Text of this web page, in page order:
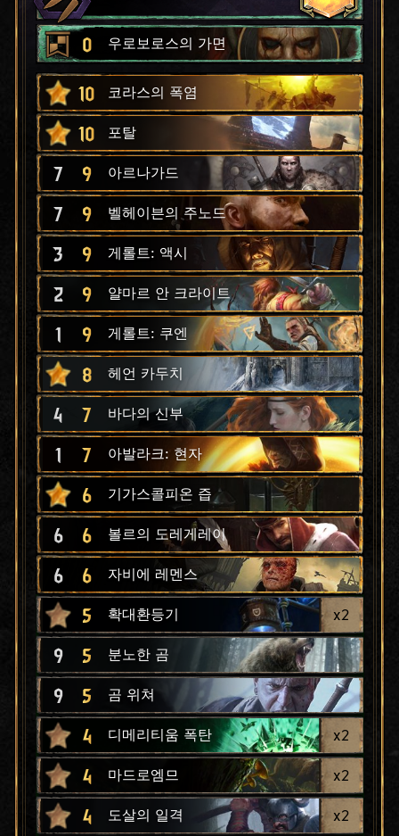
0 우로보로스의 가면
10 코라스의 폭염
10 포탈
7 9 아르나가드
7 9 벨헤이븐의 주노드
3 9 게롤트: 액시
2 9 얄마르 안 크라이트
1 9 게롤트: 쿠엔
8 헤언 카두치
4 7 바다의 신부
1 7 아발라크: 현자
6 기가스콜피온 즙
6 6 볼르의 도레게레이
6 6 자비에 레멘스
5 확대환등기 x2
9 5 분노한 곰
9 5 곰 위쳐
4 디메리티움 폭탄 x2
4 마드로엠므 x2
4 도살의 일격 x2